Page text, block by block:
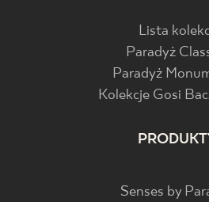
Lista
Paradyż
Paradyż
Kolekcje Gosi
Senses by